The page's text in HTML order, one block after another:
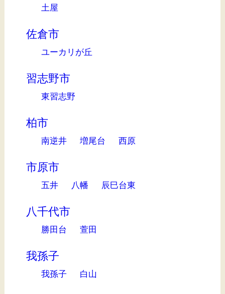
土屋
佐倉市
ユーカリが丘
習志野市
東習志野
柏市
南逆井 増尾台 西原
市原市
五井 八幡 辰巳台東
八千代市
勝田台 萱田
我孫子
我孫子 白山